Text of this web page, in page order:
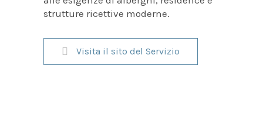
strutture ricettive moderne.
Visita il sito del Servizio